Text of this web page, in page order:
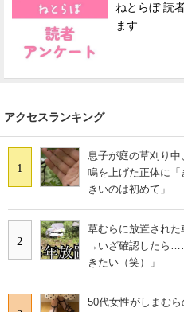
ねとらぼ 読
ます
アクセスランキング
1
息子が庭の草刈り
鳴を上げた正体に
きいのは初めて」
2
草むらに放置された
→いざ確認したら
きたい（笑）」
50代女性がしまむ